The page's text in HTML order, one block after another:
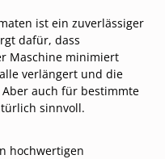
ist ein zuverlässiger
dafür, dass
Maschine minimiert
verlängert und die
auch für bestimmte
sinnvoll.
hochwertigen